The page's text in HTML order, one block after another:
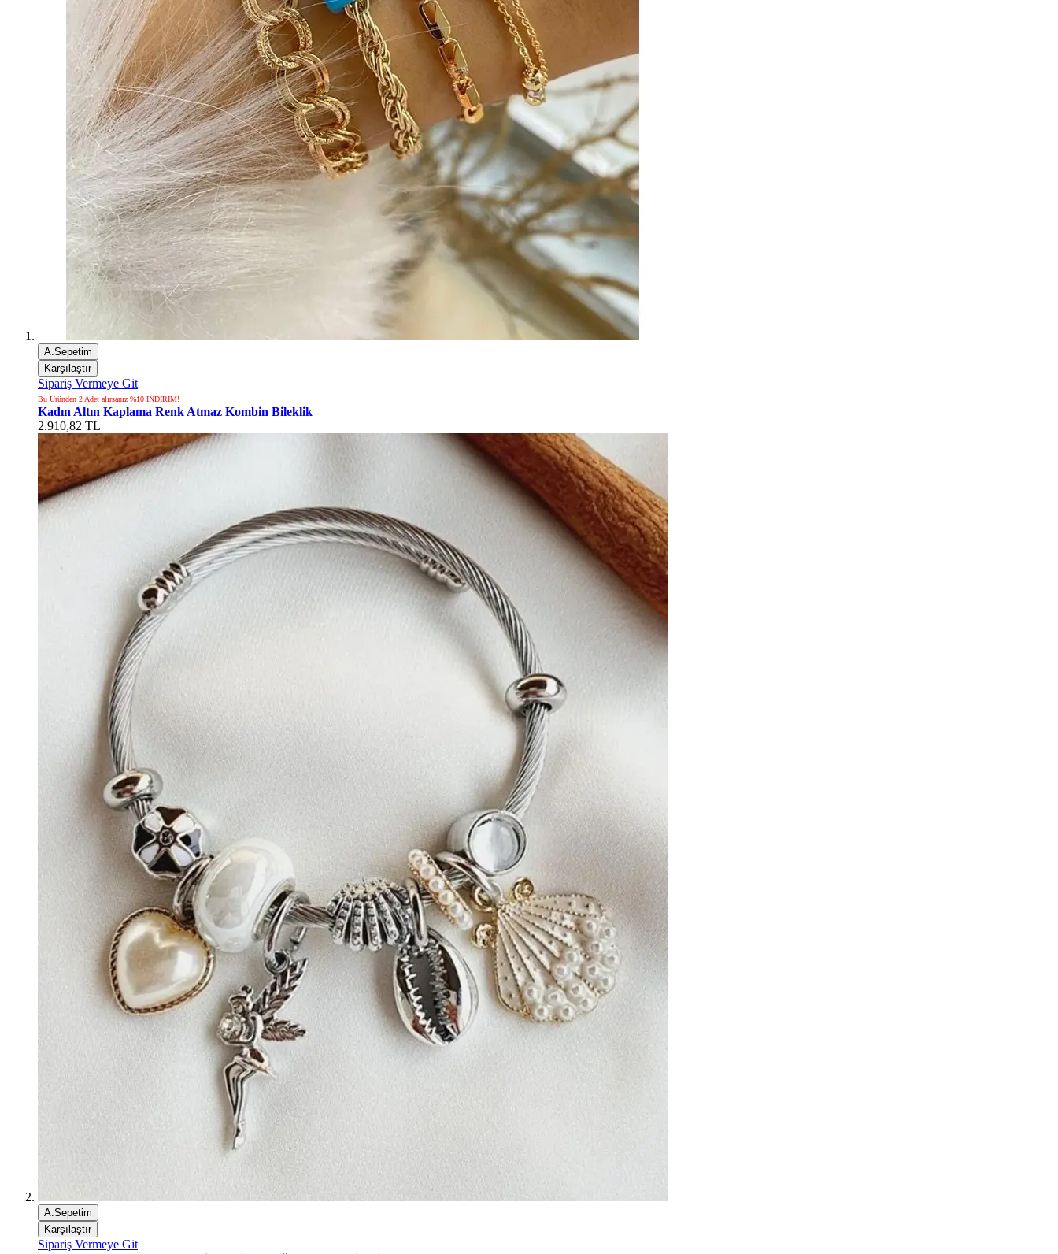
A.Sepetim
Karşılaştır
Sipariş Vermeye Git
Bu Üründen 2 Adet alırsanız %10 İNDİRİM!
Kadın Altın Kaplama Renk Atmaz Kombin Bileklik
2.910,82 TL
A.Sepetim
Karşılaştır
Sipariş Vermeye Git